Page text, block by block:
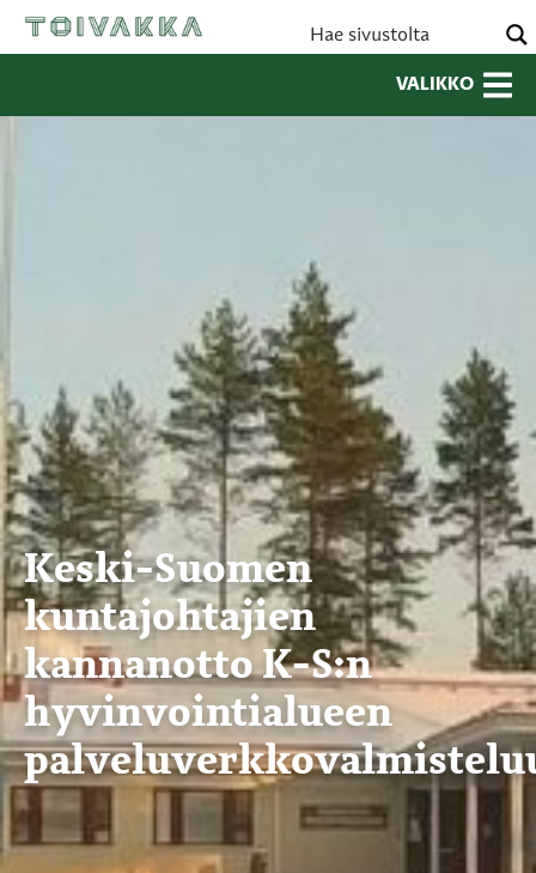
VALIKKO
Keski-Suomen
kuntajohtajien
kannanotto K-S:n
hyvinvointialueen